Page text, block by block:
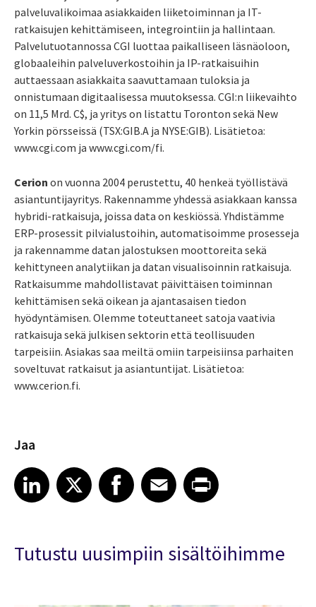
palveluvalikoimaa asiakkaiden liiketoiminnan ja IT-
ratkaisujen kehittämiseen, integrointiin ja hallintaan.
Palvelutuotannossa CGI luottaa paikalliseen läsnäoloon,
globaaleihin palveluverkostoihin ja IP-ratkaisuihin
auttaessaan asiakkaita saavuttamaan tuloksia ja
onnistumaan digitaalisessa muutoksessa. CGI:n liikevaihto
on 11,5 Mrd. C$, ja yritys on listattu Toronton sekä New
Yorkin pörsseissä (TSX:GIB.A ja NYSE:GIB). Lisätietoa:
www.cgi.com ja www.cgi.com/fi.
Cerion on vuonna 2004 perustettu, 40 henkeä työllistävä
asiantuntijayritys. Rakennamme yhdessä asiakkaan kanssa
hybridi-ratkaisuja, joissa data on keskiössä. Yhdistämme
ERP-prosessit pilvialustoihin, automatisoimme prosesseja
ja rakennamme datan jalostuksen moottoreita sekä
kehittyneen analytiikan ja datan visualisoinnin ratkaisuja.
Ratkaisumme mahdollistavat päivittäisen toiminnan
kehittämisen sekä oikean ja ajantasaisen tiedon
hyödyntämisen. Olemme toteuttaneet satoja vaativia
ratkaisuja sekä julkisen sektorin että teollisuuden
tarpeisiin. Asiakas saa meiltä omiin tarpeisiinsa parhaiten
soveltuvat ratkaisut ja asiantuntijat. Lisätietoa:
www.cerion.fi.
Jaa
Share article on LinkedIn
LinkedIn
Share article on XShare article on Facebook
Facebook
Share article on Email
EmailShare article on Print
Tutustu uusimpiin sisältöihimme